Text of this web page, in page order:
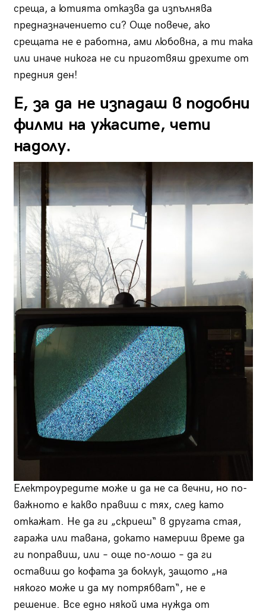
среща, а ютията отказва да изпълнява
предназначението си? Още повече, ако
срещата не е работна, ами любовна, а ти така
или иначе никога не си приготвяш дрехите от
предния ден!
Е, за да не изпадаш в подобни
филми на ужасите, чети
надолу.
Електроуредите може и да не са вечни, но по-
важното е какво правиш с тях, след като
откажат. Не да ги „скриеш“ в другата стая,
гаража или тавана, докато намериш време да
ги поправиш, или – още по-лошо – да ги
оставиш до кофата за боклук, защото „на
някого може и да му потрябват“, не е
решение. Все едно някой има нужда от